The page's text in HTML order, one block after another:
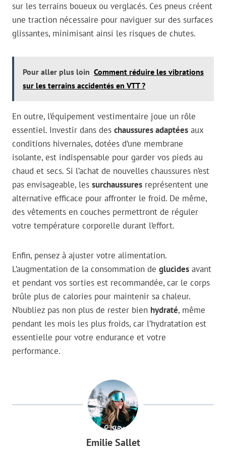
sur les terrains boueux ou verglacés. Ces pneus créent
une traction nécessaire pour naviguer sur des surfaces
glissantes, minimisant ainsi les risques de chutes.
Pour aller plus loin Comment réduire les vibrations
sur les terrains accidentés en VTT ?
En outre, l’équipement vestimentaire joue un rôle
essentiel. Investir dans des chaussures adaptées aux
conditions hivernales, dotées d’une membrane
isolante, est indispensable pour garder vos pieds au
chaud et secs. Si l’achat de nouvelles chaussures n’est
pas envisageable, les surchaussures représentent une
alternative efficace pour affronter le froid. De même,
des vêtements en couches permettront de réguler
votre température corporelle durant l’effort.
Enfin, pensez à ajuster votre alimentation.
L’augmentation de la consommation de glucides avant
et pendant vos sorties est recommandée, car le corps
brûle plus de calories pour maintenir sa chaleur.
N’oubliez pas non plus de rester bien hydraté, même
pendant les mois les plus froids, car l’hydratation est
essentielle pour votre endurance et votre
performance.
Emilie Sallet